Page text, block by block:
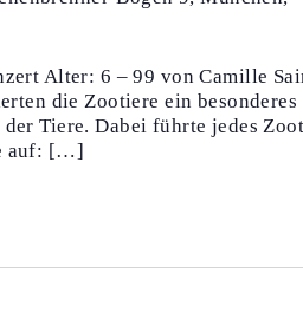
Alter: 6 – 99 von Camille
die Zootiere ein besonderes
Tiere. Dabei führte jedes
auf: […]